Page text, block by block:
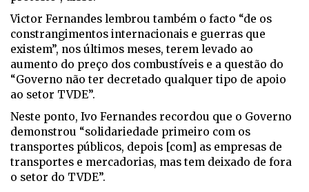
Victor Fernandes lembrou também o facto “de os
constrangimentos internacionais e guerras que
existem”, nos últimos meses, terem levado ao
aumento do preço dos combustíveis e a questão do
“Governo não ter decretado qualquer tipo de apoio
ao setor TVDE”.
Neste ponto, Ivo Fernandes recordou que o Governo
demonstrou “solidariedade primeiro com os
transportes públicos, depois [com] as empresas de
transportes e mercadorias, mas tem deixado de fora
o setor do TVDE”.